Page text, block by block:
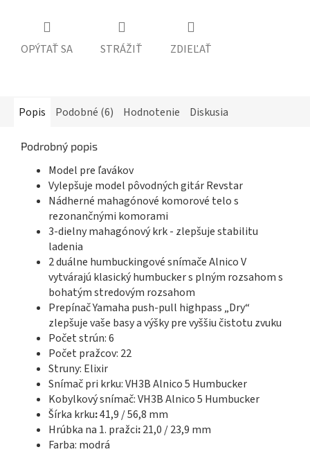
OPÝTAŤ SA STRÁŽIŤ ZDIEĽAŤ
Popis Podobné (6) Hodnotenie Diskusia
Podrobný popis
Model pre ľavákov
Vylepšuje model pôvodných gitár Revstar
Nádherné mahagónové komorové telo s
rezonančnými komorami
3-dielny mahagónový krk - zlepšuje stabilitu
ladenia
2 duálne humbuckingové snímače Alnico V
vytvárajú klasický humbucker s plným rozsahom s
bohatým stredovým rozsahom
Prepínač Yamaha push-pull highpass „Dry“
zlepšuje vaše basy a výšky pre vyššiu čistotu zvuku
Počet strún: 6
Počet pražcov: 22
Struny: Elixir
Snímač pri krku: VH3B Alnico 5 Humbucker
Kobylkový snímač: VH3B Alnico 5 Humbucker
Šírka krku:41,9 / 56,8 mm
Hrúbka na 1. pražci:21,0 / 23,9 mm
Farba: modrá